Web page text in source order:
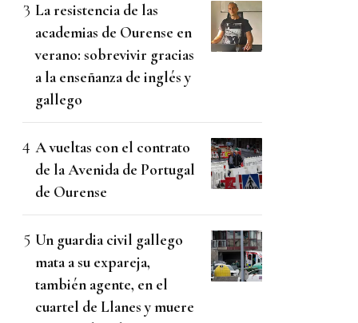
La resistencia de las
academias de Ourense en
verano: sobrevivir gracias
a la enseñanza de inglés y
gallego
A vueltas con el contrato
de la Avenida de Portugal
de Ourense
Un guardia civil gallego
mata a su expareja,
también agente, en el
cuartel de Llanes y muere